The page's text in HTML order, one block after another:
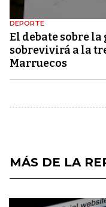
DEPORTE
El debate sobre
sobrevivirá a la
Marruecos
MÁS DE LA